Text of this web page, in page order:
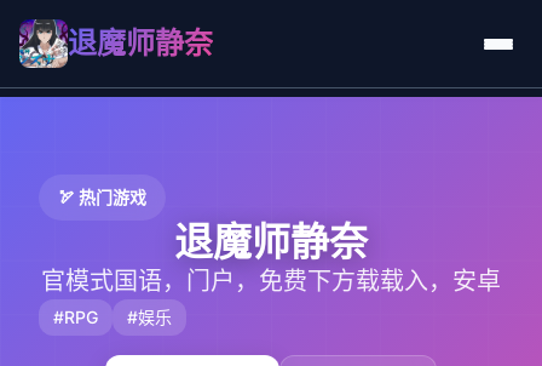
退魔师静奈
🏹 热门游戏
退魔师静奈
官模式国语，门户，免费下方载载入，安卓
#RPG #娱乐